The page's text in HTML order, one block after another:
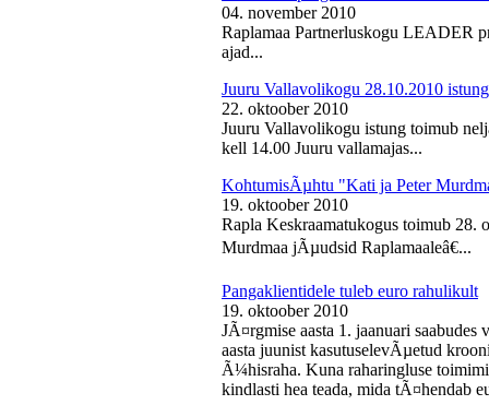
04. november 2010
Raplamaa Partnerluskogu LEADER
ajad...
Juuru Vallavolikogu 28.10.2010 istung
22. oktoober 2010
Juuru Vallavolikogu istung toimub
kell 14.00 Juuru vallamajas...
KohtumisÃµhtu "Kati ja Peter
19. oktoober 2010
Rapla Keskraamatukogus toimub
Murdmaa jÃµudsid Raplamaaleâ€...
Pangaklientidele tuleb euro rahulikult
19. oktoober 2010
JÃ¤rgmise aasta 1. jaanuari
aasta juunist kasutuselevÃµetud
Ã¼hisraha. Kuna raharingluse
kindlasti hea teada, mida tÃ¤hendab